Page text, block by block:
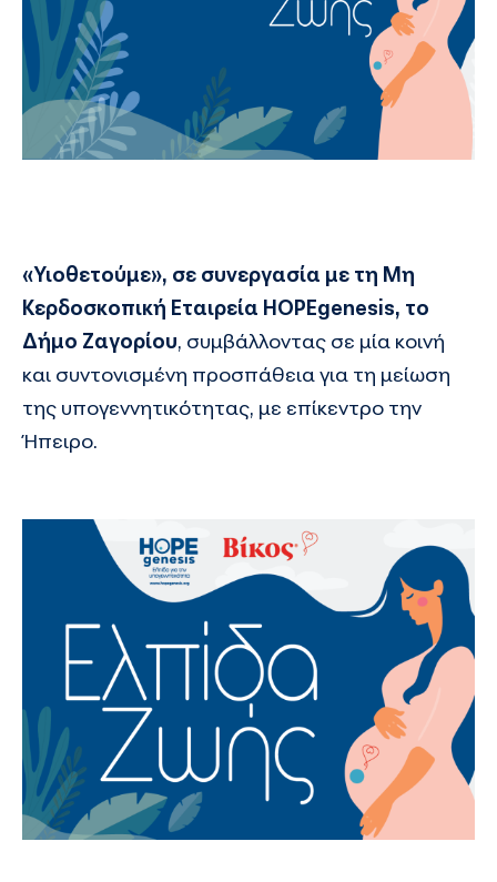
«Υιοθετούμε», σε συνεργασία με τη Μη
Κερδοσκοπική Εταιρεία HOPEgenesis, τo
Δήμο Ζαγορίου, συμβάλλοντας σε μία κοινή
και συντονισμένη προσπάθεια για τη μείωση
της υπογεννητικότητας, με επίκεντρο την
Ήπειρο.